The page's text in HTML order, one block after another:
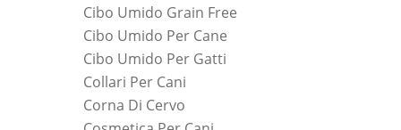
Cibo Umido Grain Free
Cibo Umido Per Cane
Cibo Umido Per Gatti
Collari Per Cani
Corna Di Cervo